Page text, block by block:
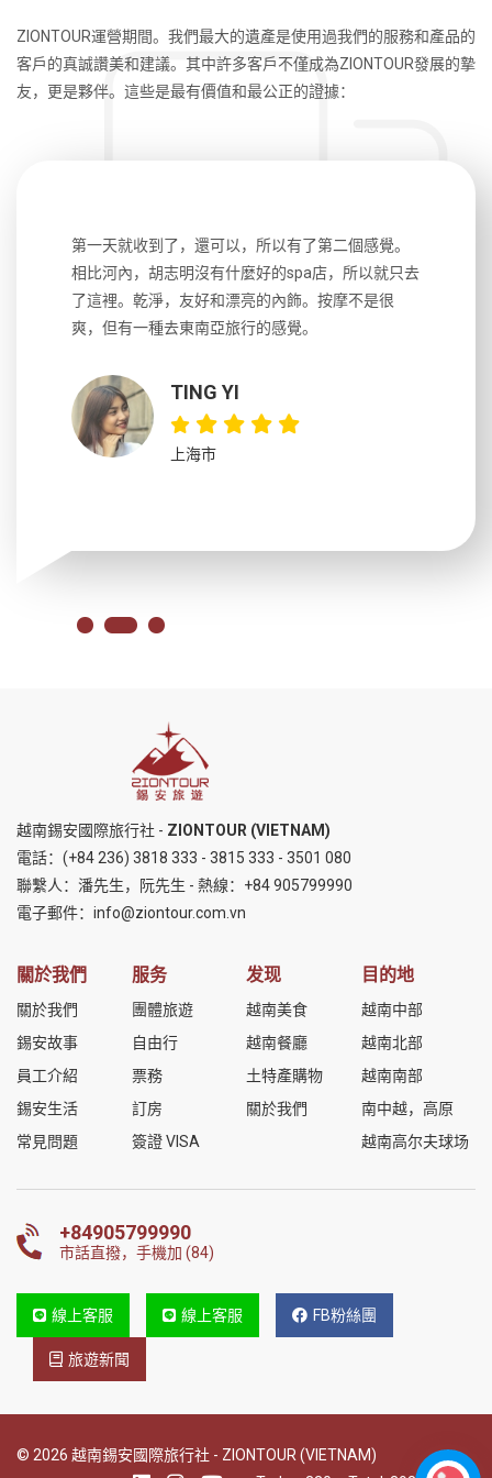
ZIONTOUR運營期間。我們最大的遺產是使用過我們的服務和產品的
客戶的真誠讚美和建議。其中許多客戶不僅成為ZIONTOUR發展的摯
友，更是夥伴。這些是最有價值和最公正的證據：
第一天就收到了，還可以，所以有了第二個感覺。
相比河內，胡志明沒有什麼好的spa店，所以就只去
了這裡。乾淨，友好和漂亮的內飾。按摩不是很
爽，但有一種去東南亞旅行的感覺。
TING YI
上海市
越南錫安國際旅行社 - ZIONTOUR (VIETNAM)
電話： (+84 236) 3818 333 - 3815 333 - 3501 080
聯繫人：潘先生，阮先生 - 熱線： +84 905799990
電子郵件： info@ziontour.com.vn
關於我們
關於我們
錫安故事
員工介紹
錫安生活
常見問題
服务
團體旅遊
自由行
票務
訂房
簽證 VISA
发现
越南美食
越南餐廳
土特產購物
關於我們
目的地
越南中部
越南北部
越南南部
南中越，高原
越南高尔夫球场
+84905799990
市話直撥，手機加 (84)
線上客服 線上客服 FB粉絲團
旅遊新聞
© 2026 越南錫安國際旅行社 - ZIONTOUR (VIETNAM)